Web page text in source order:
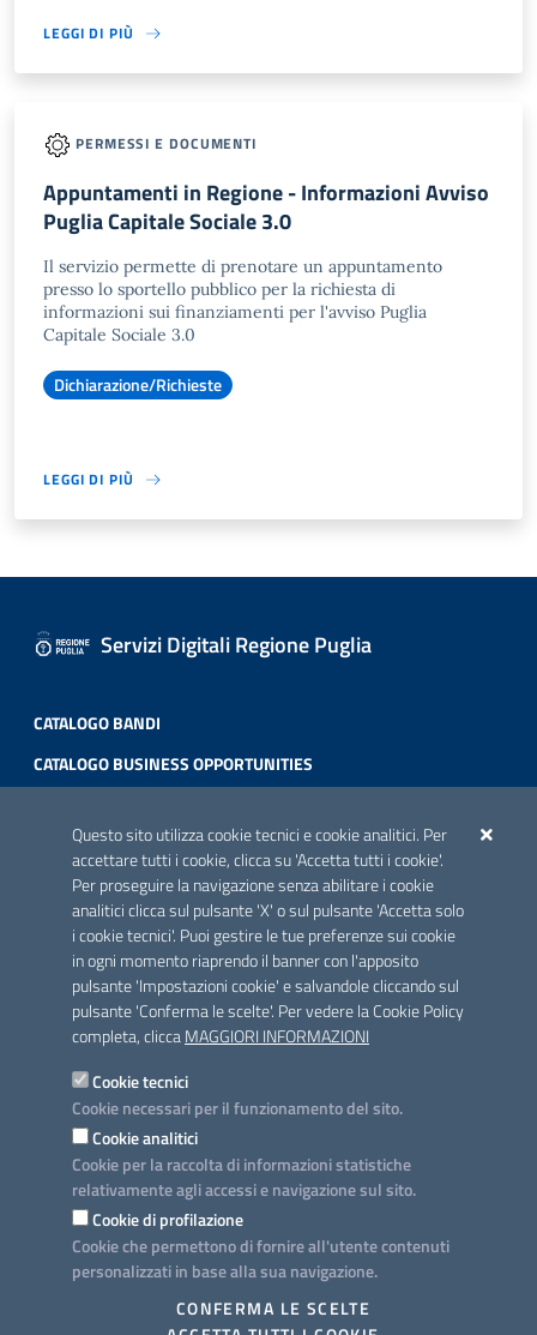
Questo sito utilizza cookie tecnici e cookie analitici. Per
accettare tutti i cookie, clicca su 'Accetta tutti i cookie'.
Per proseguire la navigazione senza abilitare i cookie
analitici clicca sul pulsante 'X' o sul pulsante 'Accetta solo
i cookie tecnici'. Puoi gestire le tue preferenze sui cookie
in ogni momento riaprendo il banner con l'apposito
pulsante 'Impostazioni cookie' e salvandole cliccando sul
pulsante 'Conferma le scelte'. Per vedere la Cookie Policy
completa, cliccaMAGGIORI INFORMAZIONI
Cookie tecnici
Cookie necessari per il funzionamento del sito.
Cookie analitici
Cookie per la raccolta di informazioni statistiche
relativamente agli accessi e navigazione sul sito.
Cookie di profilazione
Cookie che permettono di fornire all'utente contenuti
personalizzati in base alla sua navigazione.
CONFERMA LE SCELTE
LEGGI DI PIÙ
PERMESSI E DOCUMENTI
Appuntamenti in Regione - Informazioni Avviso
Puglia Capitale Sociale 3.0
Il servizio permette di prenotare un appuntamento
presso lo sportello pubblico per la richiesta di
informazioni sui finanziamenti per l'avviso Puglia
Capitale Sociale 3.0
Dichiarazione/Richieste
LEGGI DI PIÙ
Servizi Digitali Regione Puglia
CATALOGO BANDI
CATALOGO BUSINESS OPPORTUNITIES
Scheda informativa accreditamento
CONTATTI E INDIRIZZI
Lungomare N. Sauro, 33 - 70121 Bari
Via G. Gentile, 52 - 70126 Bari
Elenco PEC
Rubrica
PROGETTO
Iniziativa finanziata con risorse del POC Puglia 2014-2020. Asse II.
Azione 2.3.